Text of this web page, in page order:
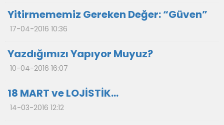
Yitirmememiz Gereken Değer: “Güven”
17-04-2016 10:36
Yazdığımızı Yapıyor Muyuz?
10-04-2016 16:07
18 MART ve LOJİSTİK…
14-03-2016 12:12